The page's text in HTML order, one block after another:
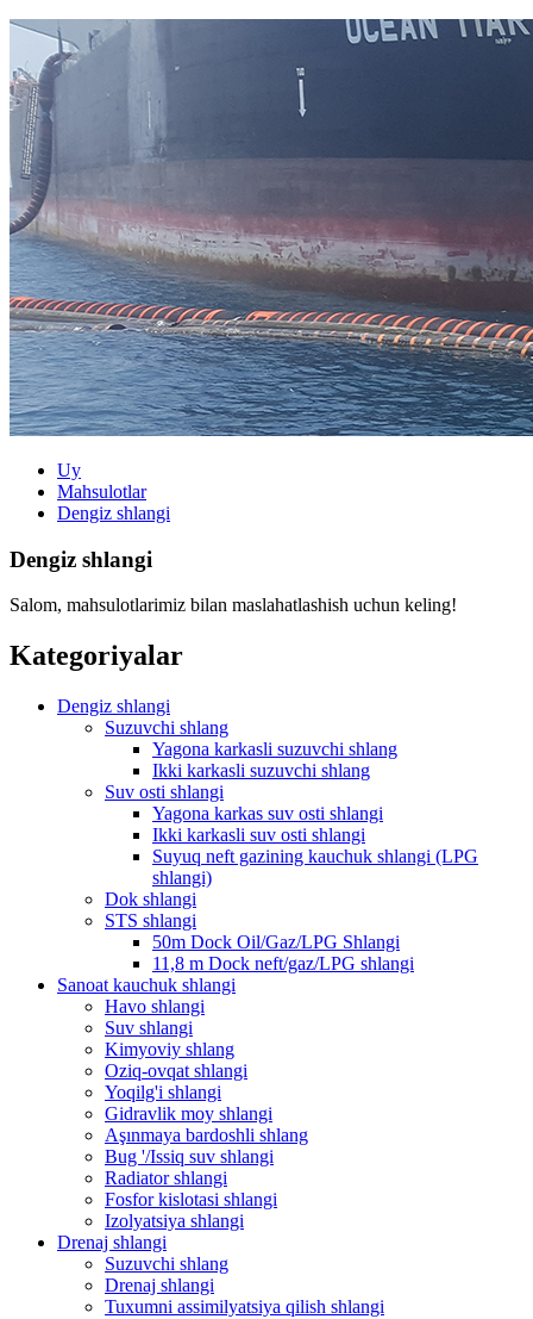
Uy
Mahsulotlar
Dengiz shlangi
Dengiz shlangi
Salom, mahsulotlarimiz bilan maslahatlashish uchun keling!
Kategoriyalar
Dengiz shlangi
Suzuvchi shlang
Yagona karkasli suzuvchi shlang
Ikki karkasli suzuvchi shlang
Suv osti shlangi
Yagona karkas suv osti shlangi
Ikki karkasli suv osti shlangi
Suyuq neft gazining kauchuk shlangi (LPG
shlangi)
Dok shlangi
STS shlangi
50m Dock Oil/Gaz/LPG Shlangi
11,8 m Dock neft/gaz/LPG shlangi
Sanoat kauchuk shlangi
Havo shlangi
Suv shlangi
Kimyoviy shlang
Oziq-ovqat shlangi
Yoqilg'i shlangi
Gidravlik moy shlangi
Aşınmaya bardoshli shlang
Bug '/Issiq suv shlangi
Radiator shlangi
Fosfor kislotasi shlangi
Izolyatsiya shlangi
Drenaj shlangi
Suzuvchi shlang
Drenaj shlangi
Tuxumni assimilyatsiya qilish shlangi